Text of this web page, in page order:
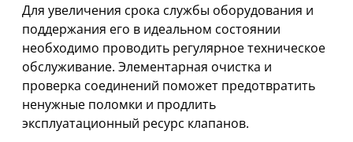
Для увеличения срока службы оборудования и
поддержания его в идеальном состоянии
необходимо проводить регулярное техническое
обслуживание. Элементарная очистка и
проверка соединений поможет предотвратить
ненужные поломки и продлить
эксплуатационный ресурс клапанов.